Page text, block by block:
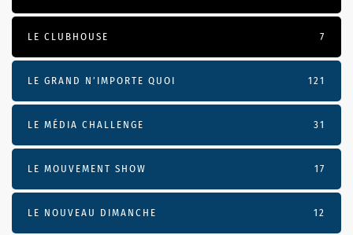
LE CLUBHOUSE 7
LE GRAND N’IMPORTE QUOI 121
LE MÉDIA CHALLENGE 31
LE MOUVEMENT SHOW 17
LE NOUVEAU DIMANCHE 12